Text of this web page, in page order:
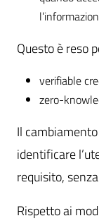
Questo è reso
verifiable
zero-
Il
identificare
requisito,
Rispetto ai